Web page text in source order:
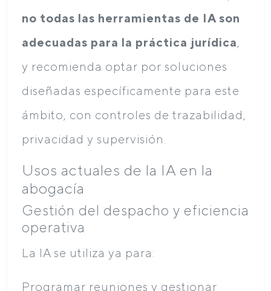
no todas las herramientas de IA son
adecuadas para la práctica jurídica
y recomienda optar por soluciones
diseñadas específicamente para este
ámbito, con controles de trazabilidad,
privacidad y supervisión.
Usos actuales de la IA en la
abogacía
Gestión del despacho y eficiencia
operativa
La IA se utiliza ya para:
Programar reuniones y gestionar